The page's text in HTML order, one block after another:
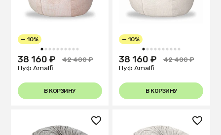
1 2 3 4 5 6 7 8 9 10
— 10%
38 160 ₽
42 400 ₽
Пуф Amalfi
В КОРЗИНУ
1 2 3 4 5 6 7 8 9 10
— 10%
38 160 ₽
42 400 ₽
Пуф Amalfi
В КОРЗИНУ